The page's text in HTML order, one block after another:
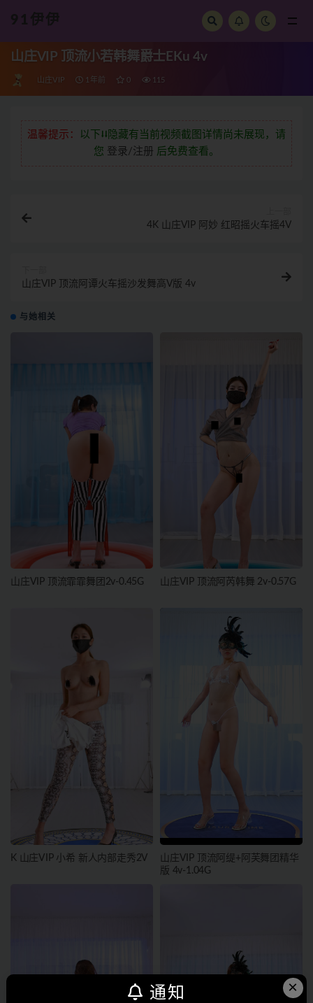
山庄VIP 顶流小若韩舞爵士EKu 4v
山庄VIP 1年前 0 115
温馨提示：
以下⭣⭣隐藏有当前视频截图详情尚未展现，请
您 登录/注册 后免费查看。
4K 山庄VIP 阿妙 红昭摇火车摇4V
山庄VIP 顶流阿谭火车摇沙发舞高V版 4v
与她相关
山庄VIP 顶流霏霏舞团2v-0.45G 山庄VIP 顶流阿芮韩舞 2v-0.57G
K 山庄VIP 小希 新人内部走秀2V
山庄VIP 顶流阿缇+阿芙舞团精华
版 4v-1.04G
×
通知